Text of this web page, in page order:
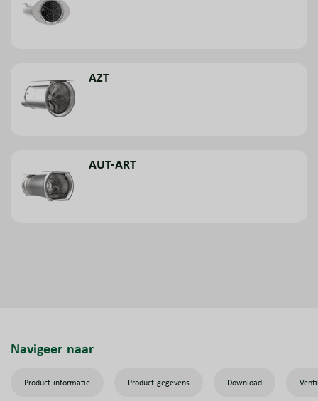
AZT
AUT-ART
Navigeer naar
Product informatie Product gegevens Download